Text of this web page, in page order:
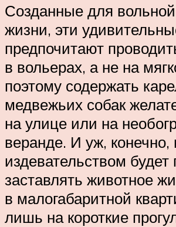
Созданные для
жизни, эти
предпочитают
в вольерах, а не на
поэтому содержать
медвежьих собак
на улице или на
веранде. И уж,
издевательством будет
заставлять животное
в малогабаритной
лишь на короткие